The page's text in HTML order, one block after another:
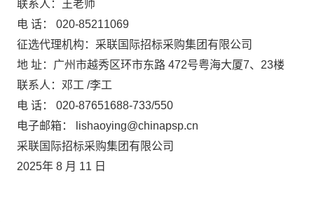
联系人：王老师
电 话： 020-85211069
征选代理机构：采联国际招标采购集团有限公司
地 址：广州市越秀区环市东路 472号粤海大厦7、23楼
联系人：邓工 /李工
电 话： 020-87651688-733/550
电子邮箱：
lishaoying@chinapsp.cn
采联国际招标采购集团有限公司
2025年 8 月 11 日